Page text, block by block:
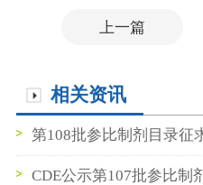
上一篇
相关资讯
第108批参比制剂目录征
么
CDE公示第107批参比制